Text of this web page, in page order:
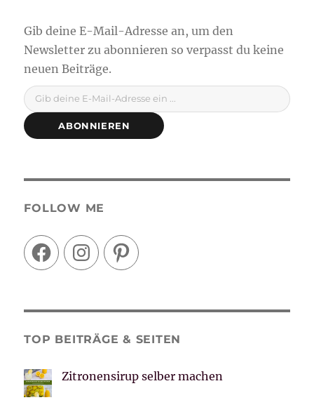
Gib deine E-Mail-Adresse ein ...
ABONNIEREN
FOLLOW ME
FacebookInstagramPinterest
TOP BEITRÄGE & SEITEN
Zitronensirup selber machen